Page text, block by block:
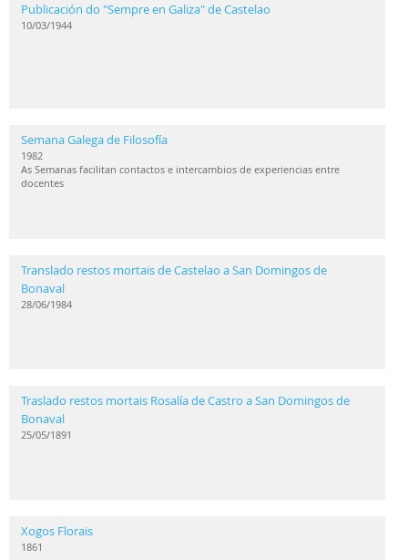
Publicación do "Sempre en Galiza" de Castelao
10/03/1944
Semana Galega de Filosofía
1982
As Semanas facilitan contactos e intercambios de experiencias entre
docentes
Translado restos mortais de Castelao a San Domingos de
Bonaval
28/06/1984
Traslado restos mortais Rosalía de Castro a San Domingos de
Bonaval
25/05/1891
Xogos Florais
1861